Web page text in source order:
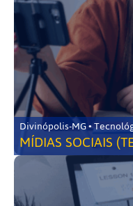
MÍDIAS SOCIAIS